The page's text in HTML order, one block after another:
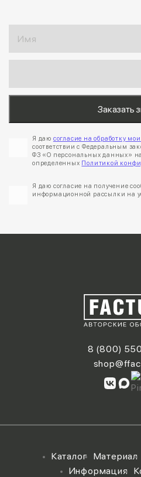
Я даю согласие на обработку
соответствии с Федеральным
ФЗ «О персональных данных»
определенных Политикой
Я даю согласие на получение
информационной рассылки на
Каталог Материал
Информация
8 (800)